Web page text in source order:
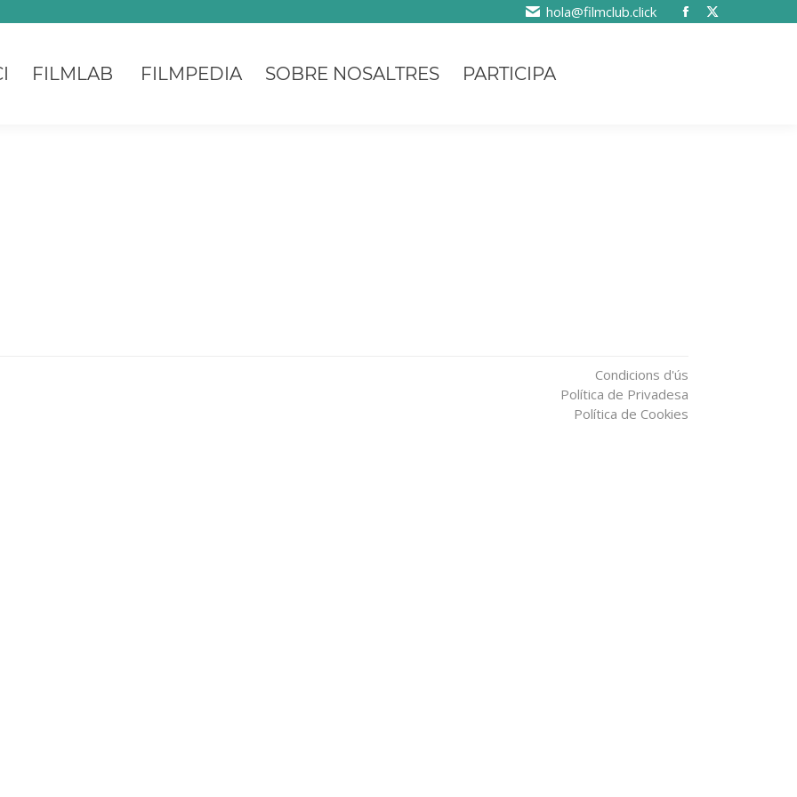
hola@filmclub.click
FILMLAB FILMPEDIA SOBRE NOSALTRES PARTICIPA
Condicions d'ús
Política de Privadesa
Política de Cookies